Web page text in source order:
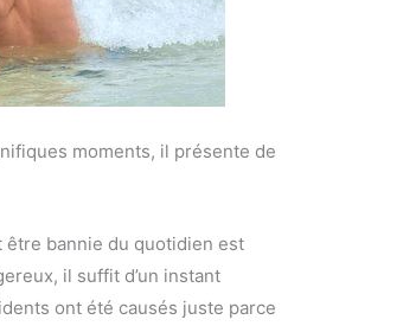
moments, il présente de
être bannie du quotidien est
il suffit d’un instant
ont été causés juste parce